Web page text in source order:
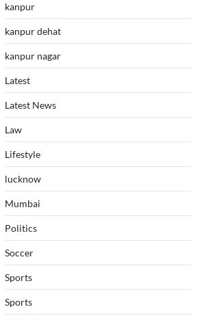
kanpur
kanpur dehat
kanpur nagar
Latest
Latest News
Law
Lifestyle
lucknow
Mumbai
Politics
Soccer
Sports
Sports